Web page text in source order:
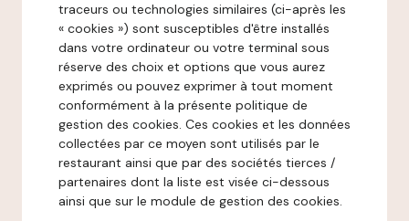
traceurs ou technologies similaires (ci-après les
« cookies ») sont susceptibles d'être installés
dans votre ordinateur ou votre terminal sous
réserve des choix et options que vous aurez
exprimés ou pouvez exprimer à tout moment
conformément à la présente politique de
gestion des cookies. Ces cookies et les données
collectées par ce moyen sont utilisés par le
restaurant ainsi que par des sociétés tierces /
partenaires dont la liste est visée ci-dessous
ainsi que sur le module de gestion des cookies.